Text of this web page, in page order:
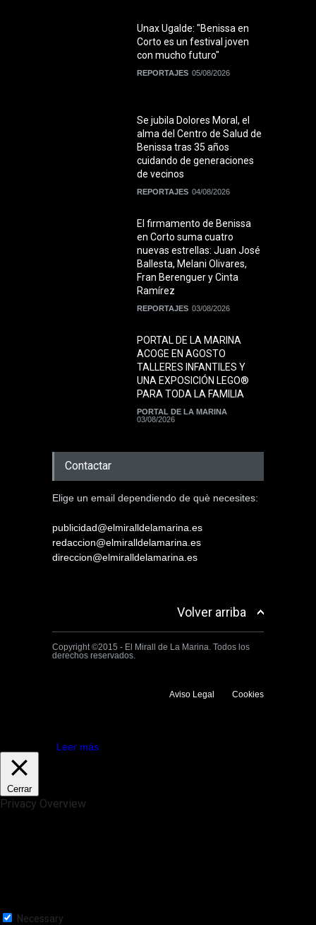
Unax Ugalde: "Benissa en
Corto es un festival joven
con mucho futuro"
REPORTAJES 05/08/2026
Se jubila Dolores Moral, el
alma del Centro de Salud de
Benissa tras 35 años
cuidando de generaciones
de vecinos
REPORTAJES 04/08/2026
El firmamento de Benissa
en Corto suma cuatro
nuevas estrellas: Juan José
Ballesta, Melani Olivares,
Fran Berenguer y Cinta
Ramírez
REPORTAJES 03/08/2026
PORTAL DE LA MARINA
ACOGE EN AGOSTO
TALLERES INFANTILES Y
UNA EXPOSICIÓN LEGO®
PARA TODA LA FAMILIA
PORTAL DE LA MARINA
03/08/2026
Contactar
Elige un email dependiendo de què necesites:
publicidad@elmiralldelamarina.es
redaccion@elmiralldelamarina.es
direccion@elmiralldelamarina.es
Volver arriba
Copyright ©2015 - El Mirall de La Marina. Todos los
derechos reservados.
Aviso Legal Cookies
Leer más
Cerrar
Privacy Overview
Necessary